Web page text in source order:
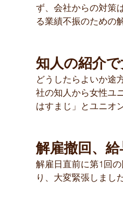
ず、会社からの対策
る業績不振のための
知人の紹介
どうしたらよいか途
社の知人から女性ユ
はすまじ」とユニオ
解雇撤回、
解雇日直前に第1回
り、大変緊張しました